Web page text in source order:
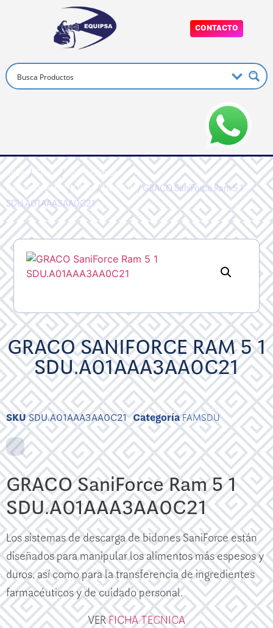
CONTACTO
Inicio/Graco/Aplicación de
Recubrimientos/Otros/FAMSDU/ GRACO SaniForce Ram 5 1
SDU.A01AAA3AA0C21
GRACO SANIFORCE RAM 5 1
SDU.A01AAA3AA0C21
SKUSDU.A01AAA3AA0C21 CategoríaFAMSDU
GRACO SaniForce Ram 5 1
SDU.A01AAA3AA0C21
Los sistemas de descarga de bidones SaniForce están
diseñados para manipular los alimentos más espesos y
duros, así como para la transferencia de ingredientes
farmacéuticos y de cuidado personal.
VERFICHA TECNICA